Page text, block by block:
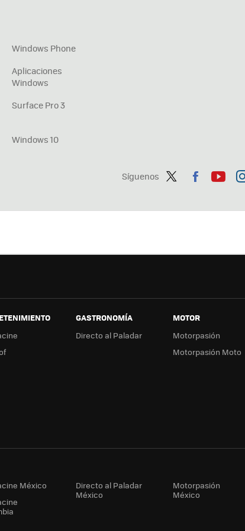
Síguenos
ter
ebo tub
Windows Phone
Aplicaciones
Windows
Surface Pro 3
Windows 10
GASTRONOMÍA
Directo al Paladar
MOTOR
Motorpasión
Motorpasión Moto
México
Directo al Paladar
México
Motorpasión
México